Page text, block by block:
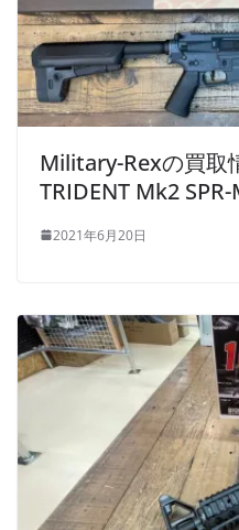
Military-Rexの買取
TRIDENT Mk2 SPR-
2021年6月20日